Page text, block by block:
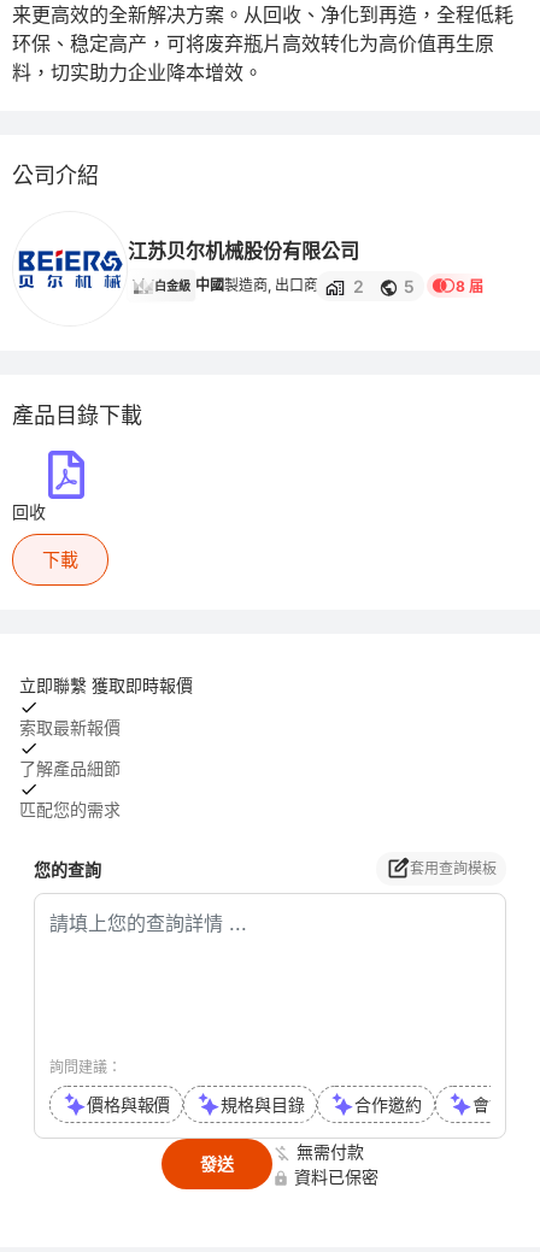
来更高效的全新解决方案。从回收、净化到再造，全程低耗
环保、稳定高产，可将废弃瓶片高效转化为高价值再生原
料，切实助力企业降本增效。
公司介紹
江苏贝尔机械股份有限公司
白金級 中國製造商, 出口商 2 5 8 届
產品目錄下載
回收
下載
立即聯繫 獲取即時報價
索取最新報價
了解產品細節
匹配您的需求
您的查詢 套用查詢模板
詢問建議：
價格與報價 規格與目錄 合作邀約 會議或
發送
無需付款
資料已保密